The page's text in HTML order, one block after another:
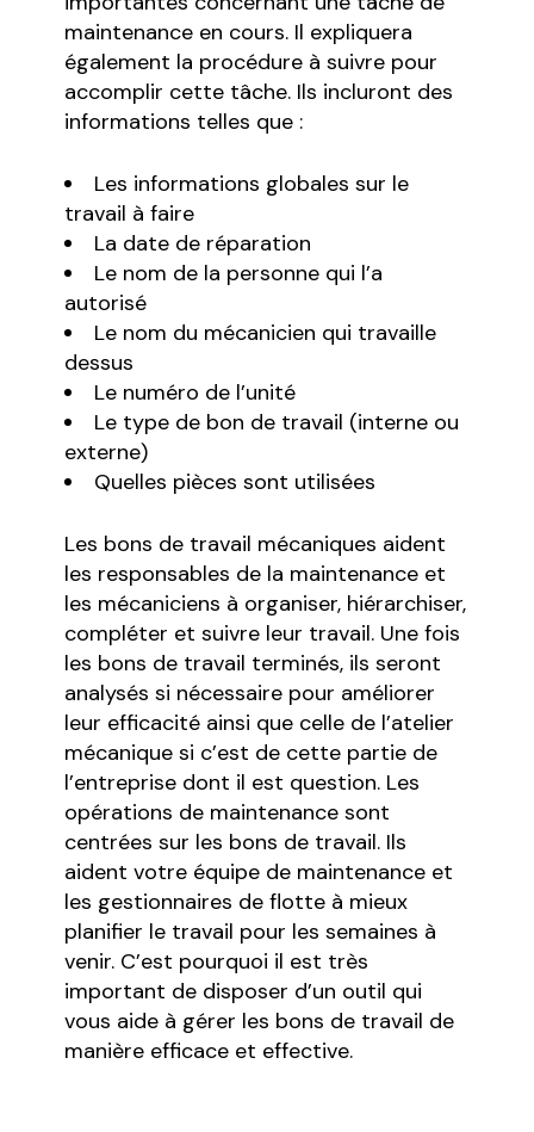
maintenance en cours. Il expliquera
également la procédure à suivre pour
accomplir cette tâche. Ils incluront des
informations telles que :
Les informations globales sur le
travail à faire
La date de réparation
Le nom de la personne qui l’a
autorisé
Le nom du mécanicien qui travaille
dessus
Le numéro de l’unité
Le type de bon de travail (interne ou
externe)
Quelles pièces sont utilisées
Les bons de travail mécaniques aident
les responsables de la maintenance et
les mécaniciens à organiser, hiérarchiser,
compléter et suivre leur travail. Une fois
les bons de travail terminés, ils seront
analysés si nécessaire pour améliorer
leur efficacité ainsi que celle de l’atelier
mécanique si c’est de cette partie de
l’entreprise dont il est question. Les
opérations de maintenance sont
centrées sur les bons de travail. Ils
aident votre équipe de maintenance et
les gestionnaires de flotte à mieux
planifier le travail pour les semaines à
venir. C’est pourquoi il est très
important de disposer d’un outil qui
vous aide à gérer les bons de travail de
manière efficace et effective.